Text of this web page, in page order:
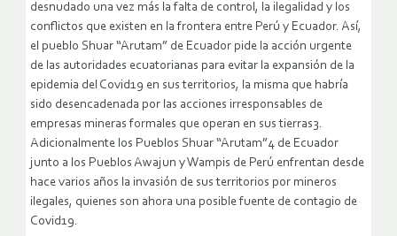
desnudado una vez más la falta de control, la ilegalidad y los
conflictos que existen en la frontera entre Perú y Ecuador. Así,
el pueblo Shuar “Arutam” de Ecuador pide la acción urgente
de las autoridades ecuatorianas para evitar la expansión de la
epidemia del Covid19 en sus territorios, la misma que habría
sido desencadenada por las acciones irresponsables de
empresas mineras formales que operan en sus tierras3.
Adicionalmente los Pueblos Shuar “Arutam”4 de Ecuador
junto a los Pueblos Awajun y Wampis de Perú enfrentan desde
hace varios años la invasión de sus territorios por mineros
ilegales, quienes son ahora una posible fuente de contagio de
Covid19.